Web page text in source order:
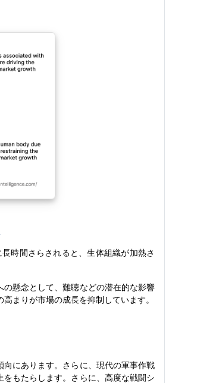
時間さらされると、生体組織が加熱さ
懸念として、難聴などの潜在的な影響
まりが市場の成長を抑制しています。
にあります。さらに、現代の軍事作戦
もたらします。さらに、高度な戦闘シ